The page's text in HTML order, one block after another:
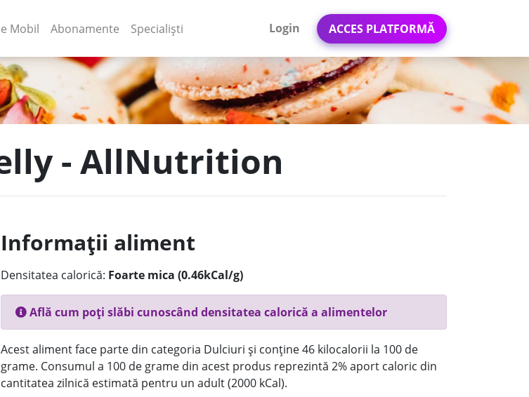
Mobil (current)
Abonamente Specialiști Login ACCES PLATFORMĂ
- AllNutrition
Informații aliment
Densitatea calorică: Foarte mica (0.46kCal/g)
Află cum poți slăbi cunoscând densitatea calorică a alimentelor
Acest aliment face parte din categoria Dulciuri și conține 46 kilocalorii la 100 de
grame. Consumul a 100 de grame din acest produs reprezintă 2% aport caloric din
cantitatea zilnică estimată pentru un adult (2000 kCal).